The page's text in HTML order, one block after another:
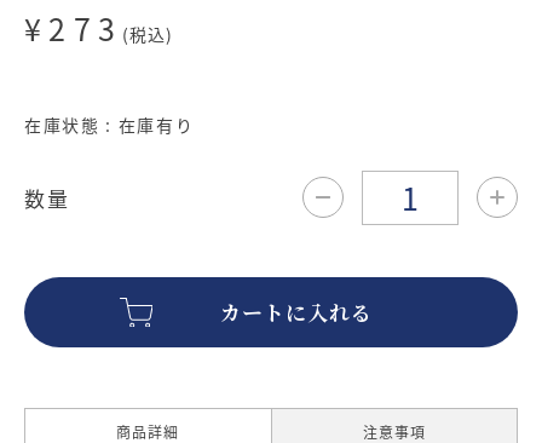
¥273 (税込)
在庫状態 : 在庫有り
数量
商品詳細 注意事項